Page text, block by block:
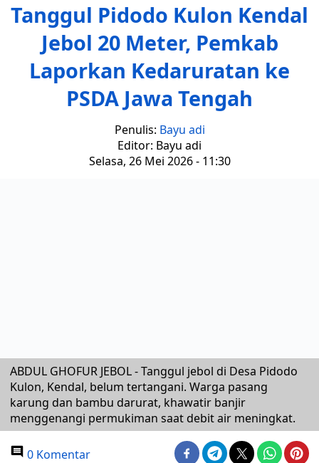
Tanggul Pidodo Kulon Kendal
Jebol 20 Meter, Pemkab
Laporkan Kedaruratan ke
PSDA Jawa Tengah
Penulis: Bayu adi
Editor: Bayu adi
Selasa, 26 Mei 2026 - 11:30
ABDUL GHOFUR JEBOL - Tanggul jebol di Desa Pidodo
Kulon, Kendal, belum tertangani. Warga pasang
karung dan bambu darurat, khawatir banjir
menggenangi permukiman saat debit air meningkat.
0 Komentar